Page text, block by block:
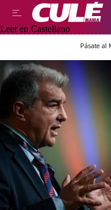
Leer en Castellano
Pásate al